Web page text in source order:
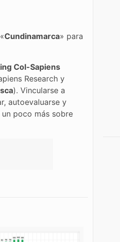
Cundinamarca» para
Col-Sapiens
Research y
). Vincularse a
autoevaluarse y
poco más sobre